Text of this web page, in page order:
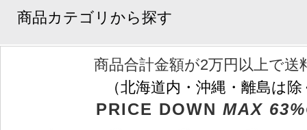
商品カテゴリから探す
商品合計金額が2万円以上で送
（北海道内・沖縄・離島は
PRICE DOWN MAX